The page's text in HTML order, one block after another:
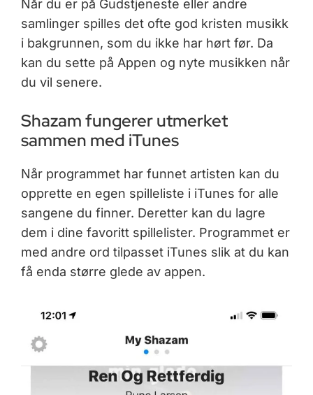
Når du er på Gudstjeneste eller andre
samlinger spilles det ofte god kristen musikk
i bakgrunnen, som du ikke har hørt før. Da
kan du sette på Appen og nyte musikken når
du vil senere.
Shazam fungerer utmerket
sammen med iTunes
Når programmet har funnet artisten kan du
opprette en egen spilleliste i iTunes for alle
sangene du finner. Deretter kan du lagre
dem i dine favoritt spillelister. Programmet er
med andre ord tilpasset iTunes slik at du kan
få enda større glede av appen.